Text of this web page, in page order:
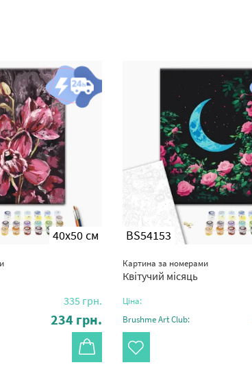
40x50 см
335 грн.
234 грн.
BS54153
Картина за номерами
Квітучий місяць
Ціна:
Brushme Art Club: